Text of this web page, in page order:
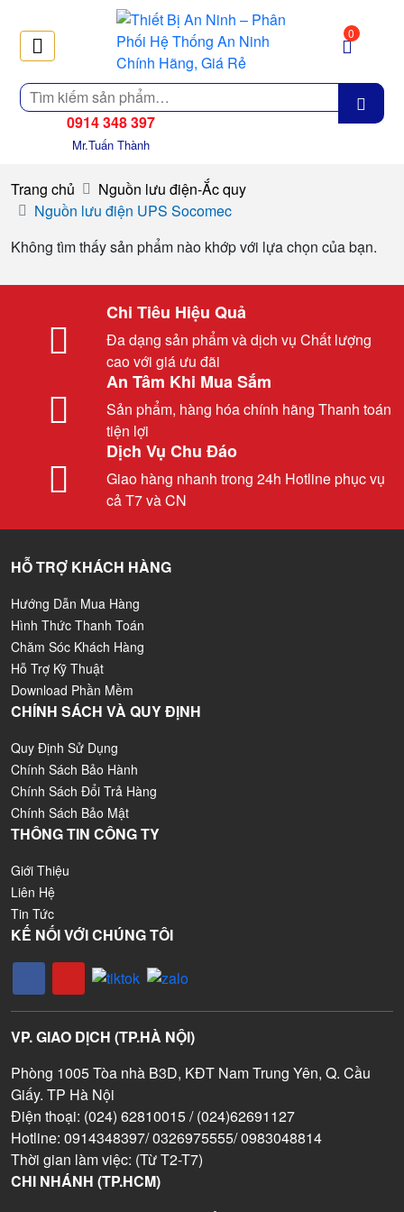
Tìm
kiếm
0
0914 348 397
Mr.Tuấn Thành
Trang chủ
Nguồn lưu điện-Ắc quy
Nguồn lưu điện UPS Socomec
Không tìm thấy sản phẩm nào khớp với lựa chọn của bạn.
Chi Tiêu Hiệu Quả
Đa dạng sản phẩm và dịch vụ Chất lượng
cao với giá ưu đãi
An Tâm Khi Mua Sắm
Sản phẩm, hàng hóa chính hãng Thanh toán
tiện lợi
Dịch Vụ Chu Đáo
Giao hàng nhanh trong 24h Hotline phục vụ
cả T7 và CN
HỖ TRỢ KHÁCH HÀNG
Hướng Dẫn Mua Hàng
Hình Thức Thanh Toán
Chăm Sóc Khách Hàng
Hỗ Trợ Kỹ Thuật
Download Phần Mềm
CHÍNH SÁCH VÀ QUY ĐỊNH
Quy Định Sử Dụng
Chính Sách Bảo Hành
Chính Sách Đổi Trả Hàng
Chính Sách Bảo Mật
THÔNG TIN CÔNG TY
Giới Thiệu
Liên Hệ
Tin Tức
KẾ NỐI VỚI CHÚNG TÔI
VP. GIAO DỊCH (TP.HÀ NỘI)
Phòng 1005 Tòa nhà B3D, KĐT Nam Trung Yên, Q. Cầu
Giấy. TP Hà Nội
Điện thoại: (024) 62810015 / (024)62691127
Hotline: 0914348397/ 0326975555/ 0983048814
Thời gian làm việc: (Từ T2-T7)
CHI NHÁNH (TP.HCM)